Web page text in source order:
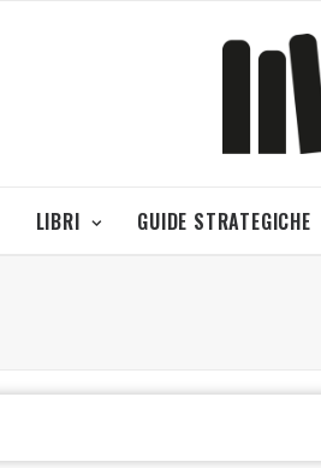
LIBRI GUIDE STRATEGICHE